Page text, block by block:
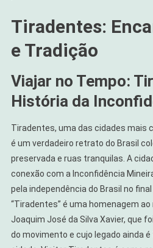
Tiradentes:
e Tradição
Viajar no Tempo:
História da
Tiradentes, uma das cidades mais
é um verdadeiro retrato do Brasil
preservada e ruas tranquilas. A
conexão com a Inconfidência
pela independência do Brasil no final
“Tiradentes” é uma homenagem
Joaquim José da Silva Xavier, que
do movimento e cujo legado ainda